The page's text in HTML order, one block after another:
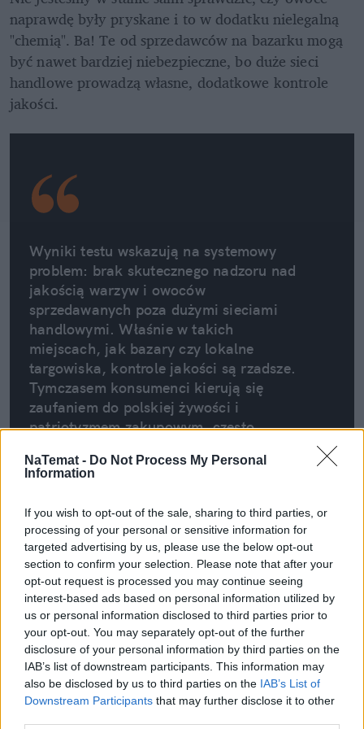
NaTemat - Do Not Process My Personal
Information
If you wish to opt-out of the sale, sharing to third parties, or
processing of your personal or sensitive information for
targeted advertising by us, please use the below opt-out
section to confirm your selection. Please note that after your
opt-out request is processed you may continue seeing
interest-based ads based on personal information utilized by
us or personal information disclosed to third parties prior to
your opt-out. You may separately opt-out of the further
disclosure of your personal information by third parties on the
IAB’s list of downstream participants. This information may
also be disclosed by us to third parties on the IAB’s List of
Downstream Participants that may further disclose it to other
naprawdę były pryskane i to w dodatku nielegalną
"chemią". Ba! Te od sprzedawców na bazarku mogą
być nawet bardziej niebezpieczne, bo duże sieci
handlowe prowadzą własne, dodatkowe kontrole
jakości.
Wyniki testu wskazują na systemowy
problem: brak skutecznego nadzoru nad
jakością warzyw i owoców
sprzedawanych poza dużymi sieciami
handlowymi. Właśnie w takich
miejscach, jak bazary czy lokalne
targowiska, kontrole jakości są rzadsze.
Tymczasem konsumenci kierują się
zaufaniem do polskiej żywości i
patriotyzmem zakupowym, często
otrzymywać produkty gorszej jakości, a
Fundacja Pro-Test